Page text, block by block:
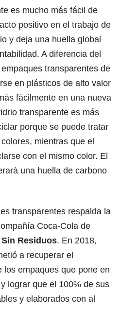
es mucho más fácil de
positivo en el trabajo de
y deja una huella global
A diferencia del
transparentes de
en plásticos de alto valor
fácilmente en una nueva
transparente es más
porque se puede tratar
mientras que el
con el mismo color. El
una huella de carbono
transparentes respalda la
Coca-Cola de
Residuos. En 2018,
a recuperar el
los empaques que pone en
lograr que el 100% de sus
y elaborados con al